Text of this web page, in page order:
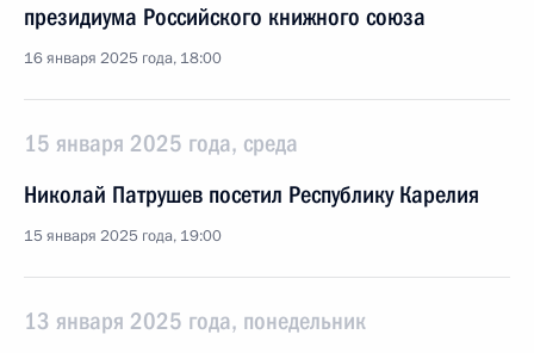
президиума Российского книжного союза
16 января 2025 года, 18:00
15 января 2025 года, среда
Николай Патрушев посетил Республику Карелия
15 января 2025 года, 19:00
13 января 2025 года, понедельник